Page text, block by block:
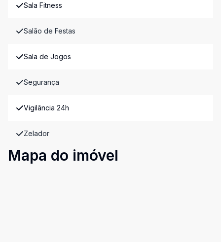
Sala Fitness
Salão de Festas
Sala de Jogos
Segurança
Vigilância 24h
Zelador
Mapa do imóvel